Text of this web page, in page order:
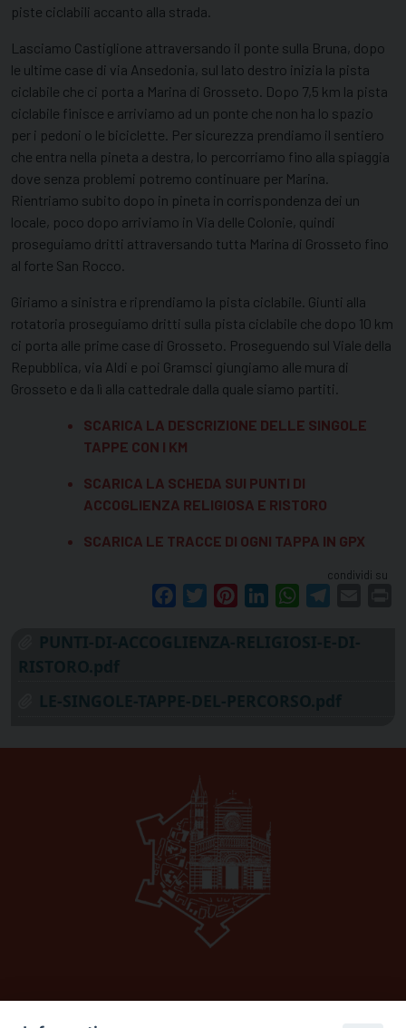
piste ciclabili accanto alla strada.
Lasciamo Castiglione attraversando il ponte sulla Bruna, dopo
le ultime case di via Ansedonia, sul lato destro inizia la pista
ciclabile che ci porta a Marina di Grosseto. Dopo 7,5 km la pista
ciclabile finisce e arriviamo ad un ponte che non ha lo spazio
per i pedoni o le biciclette. Per sicurezza prendiamo il sentiero
che entra nella pineta a destra, lo percorriamo fino alla spiaggia
dove senza problemi potremo continuare per Marina.
Rientriamo subito dopo in pineta in corrispondenza dei un
locale, poco dopo arriviamo in Via delle Colonie, quindi
proseguiamo dritti attraversando tutta Marina di Grosseto fino
al forte San Rocco.
Giriamo a sinistra e riprendiamo la pista ciclabile. Giunti alla
rotatoria proseguiamo dritti sulla pista ciclabile che dopo 10 km
ci porta alle prime case di Grosseto. Proseguendo sul Viale della
Repubblica, via Aldi e poi Gramsci giungiamo alle mura di
Grosseto e da lì alla cattedrale dalla quale siamo partiti.
SCARICA LA DESCRIZIONE DELLE SINGOLE
TAPPE CON I KM
SCARICA LA SCHEDA SUI PUNTI DI
ACCOGLIENZA RELIGIOSA E RISTORO
SCARICA LE TRACCE DI OGNI TAPPA IN GPX
condividi su
FacebookTwitterPinterestLinkedInWhatsApp